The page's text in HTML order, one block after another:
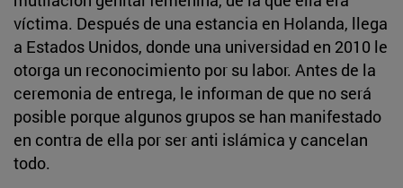
víctima. Después de una estancia en Holanda, llega
a Estados Unidos, donde una universidad en 2010 le
otorga un reconocimiento por su labor. Antes de la
ceremonia de entrega, le informan de que no será
posible porque algunos grupos se han manifestado
en contra de ella por ser anti islámica y cancelan
todo.